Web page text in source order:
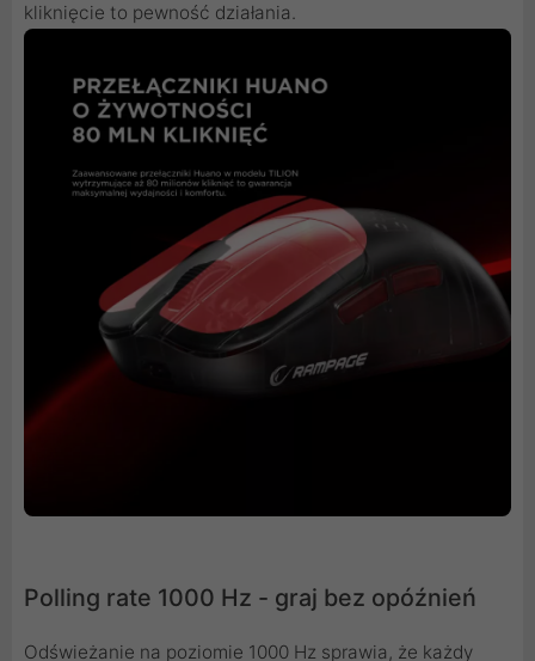
kliknięcie to pewność działania.
Polling rate 1000 Hz - graj bez opóźnień
Odświeżanie na poziomie 1000 Hz sprawia, że każdy